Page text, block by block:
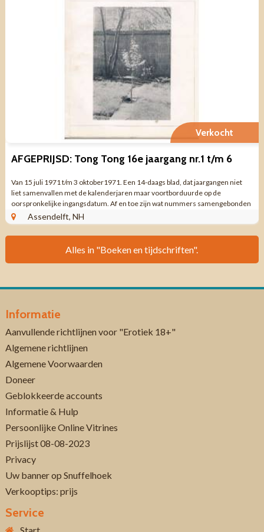
Verkocht
AFGEPRIJSD: Tong Tong 16e jaargang nr.1 t/m 6
Van 15 juli 1971 t/m 3 oktober1971. Een 14-daags blad, dat jaargangen niet
liet samenvallen met de kalenderjaren maar voortborduurde op de
oorspronkelijke ingangsdatum. Af en toe zijn wat nummers samengebonden
vanuit het idee ze bij elkaar ...
Assendelft, NH
Alles in "Boeken en tijdschriften".
Informatie
Aanvullende richtlijnen voor "Erotiek 18+"
Algemene richtlijnen
Algemene Voorwaarden
Doneer
Geblokkeerde accounts
Informatie & Hulp
Persoonlijke Online Vitrines
Prijslijst 08-08-2023
Privacy
Uw banner op Snuffelhoek
Verkooptips: prijs
Service
Start